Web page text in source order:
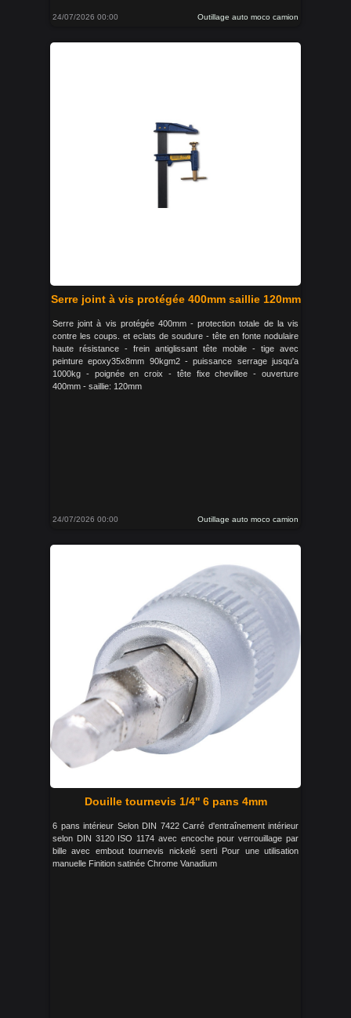
24/07/2026 00:00 Outillage auto moco camion
Serre joint à vis protégée 400mm saillie 120mm
Serre joint à vis protégée 400mm - protection totale de la vis
contre les coups. et eclats de soudure - tête en fonte nodulaire
haute résistance - frein antiglissant tête mobile - tige avec
peinture epoxy35x8mm 90kgm2 - puissance serrage jusqu'a
1000kg - poignée en croix - tête fixe chevillee - ouverture
400mm - saillie: 120mm
24/07/2026 00:00 Outillage auto moco camion
Douille tournevis 1/4'' 6 pans 4mm
6 pans intérieur Selon DIN 7422 Carré d'entraînement intérieur
selon DIN 3120 ISO 1174 avec encoche pour verrouillage par
bille avec embout tournevis nickelé serti Pour une utilisation
manuelle Finition satinée Chrome Vanadium